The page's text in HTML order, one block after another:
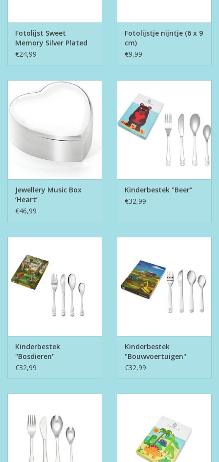
Fotolijst Sweet
Memory Silver Plated
10 x 15 dubbel
€24,99
Fotolijstje nijntje (6 x 9
cm)
€9,99
Jewellery Music Box
‘Heart’
€46,99
Kinderbestek "Beer”
€32,99
Kinderbestek
"Bosdieren"
€32,99
Kinderbestek
"Bouwvoertuigen"
€32,99